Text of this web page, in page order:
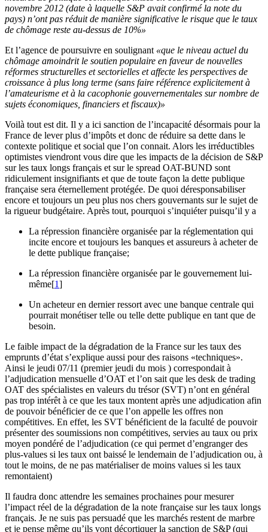
novembre 2012 (date à laquelle S&P avait confirmé la note du
pays) n’ont pas réduit de manière significative le risque que le taux
de chômage reste au-dessus de 10%»
Et l’agence de poursuivre en soulignant «que le niveau actuel du
chômage amoindrit le soutien populaire en faveur de nouvelles
réformes structurelles et sectorielles et affecte les perspectives de
croissance à plus long terme (sans faire référence explicitement à
l’amateurisme et à la cacophonie gouvernementales sur nombre de
sujets économiques, financiers et fiscaux)»
Voilà tout est dit. Il y a ici sanction de l’incapacité désormais pour la
France de lever plus d’impôts et donc de réduire sa dette dans le
contexte politique et social que l’on connait. Alors les irréductibles
optimistes viendront vous dire que les impacts de la décision de S&P
sur les taux longs français et sur le spread OAT-BUND sont
ridiculement insignifiants et que de toute façon la dette publique
française sera éternellement protégée. De quoi déresponsabiliser
encore et toujours un peu plus nos chers gouvernants sur le sujet de
la rigueur budgétaire. Après tout, pourquoi s’inquiéter puisqu’il y a
La répression financière organisée par la réglementation qui
incite encore et toujours les banques et assureurs à acheter de
le dette publique française;
La répression financière organisée par le gouvernement lui-
même[1]
Un acheteur en dernier ressort avec une banque centrale qui
pourrait monétiser telle ou telle dette publique en tant que de
besoin.
Le faible impact de la dégradation de la France sur les taux des
emprunts d’état s’explique aussi pour des raisons «techniques».
Ainsi le jeudi 07/11 (premier jeudi du mois ) correspondait à
l’adjudication mensuelle d’OAT et l’on sait que les desk de trading
OAT des spécialistes en valeurs du trésor (SVT) n’ont en général
pas trop intérêt à ce que les taux montent après une adjudication afin
de pouvoir bénéficier de ce que l’on appelle les offres non
compétitives. En effet, les SVT bénéficient de la faculté de pouvoir
présenter des soumissions non compétitives, servies au taux ou prix
moyen pondéré de l’adjudication (ce qui permet d’engranger des
plus-values si les taux ont baissé le lendemain de l’adjudication ou, à
tout le moins, de ne pas matérialiser de moins values si les taux
remontaient)
Il faudra donc attendre les semaines prochaines pour mesurer
l’impact réel de la dégradation de la note française sur les taux longs
français. Je ne suis pas persuadé que les marchés restent de marbre
et je pense même qu’ils vont décortiquer la sanction de S&P (qui